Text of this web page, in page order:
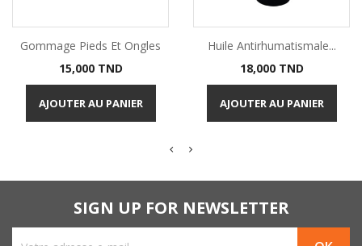
Gommage Pieds Et Ongles
Prix
15,000 TND
AJOUTER AU PANIER
Huile Antirhumatismale...
Prix
18,000 TND
AJOUTER AU PANIER
SIGN UP FOR NEWSLETTER